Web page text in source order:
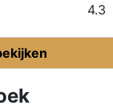
4.3